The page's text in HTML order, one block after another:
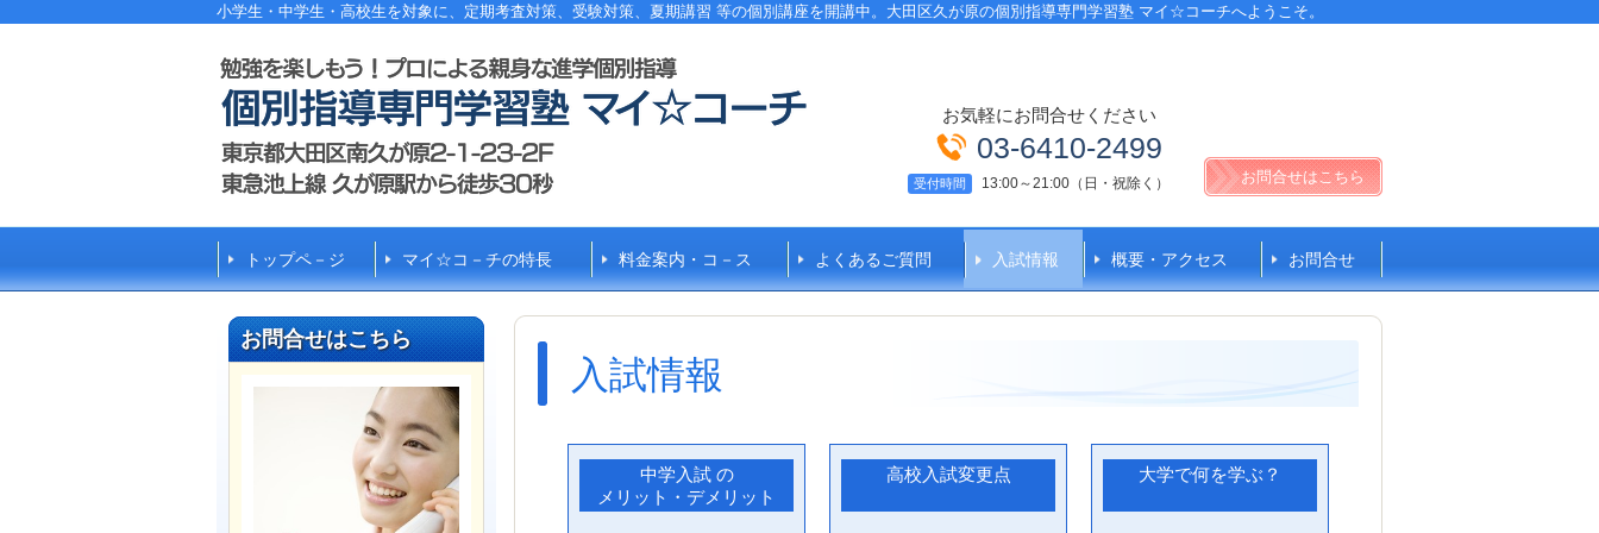
小学生・中学生・高校生を対象に、定期考査対策、受験対策、夏期講習 等の個別講座を開講中。大田区久が原の個別指導専門学習塾 マイ☆コーチへようこそ。
お気軽にお問合せください
03-6410-2499
受付時間 13:00～21:00（日・祝除く） お問合せはこちら
トップペ－ジ マイ☆コ－チの特長 料金案内・コ－ス よくあるご質問 入試情報 概要・アクセス お問合せ
入試情報
中学入試 の
メリット・デメリット
高校入試変更点 大学で何を学ぶ？
お問合せはこちら